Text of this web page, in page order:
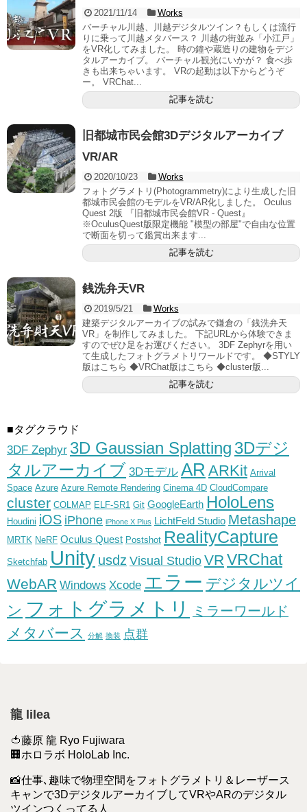
2021/11/14
Works
バーチャル川越、川越デジタルツイン？もしくは流行
りに乗って川越メタバース？ 川越の街並み「小江戸」
をVR化してみました。 時の鐘や蔵造りの建物をデジ
タルアーカイブ。 バーチャル観光にいかが？ 食べ歩
きも出来ちゃいます。 VRの起動は以下からどうぞ
ー。 VRChat...
記事を読む
旧都城市民会館3Dデジタルアーカイブ
VR/AR
2020/10/23
Works
フォトグラメトリ(Photogrammetry)により生成した旧
都城市民会館のモデルをVR/AR化しました。 Oculus
Quest 2版 『旧都城市民会館VR - Quest』
※OculusQuest版限定機能 "模型の部屋"で自由な位置
で断面を切って鑑賞出来ます...
記事を読む
銭洗弁天VR
2019/5/21
Works
建築デジタルアーカイブの試みで鎌倉の「銭洗弁天
VR」を制作してみました。 下記URLから体験できま
すのでぜひ足をお運びください。 3DF Zephyrを用い
て生成したフォトグラメトリワールドです。 ◆STYLY
版はこちら ◆VRChat版はこちら ◆cluster版...
記事を読む
■タグクラウド
3DF Zephyr 3D Gaussian Splatting 3Dデジ
タルアーカイブ 3Dモデル AR ARKit Arrival
Space Azure Azure Remote Rendering Cinema 4D CloudCompare
cluster COLMAP ELF-SR1 Git GoogleEarth HoloLens
Houdini iOS iPhone iPhone X Plus LichtFeld Studio Metashape
MRTK NeRF Oculus Quest Postshot RealityCapture
Sketchfab Unity usdz Visual Studio VR VRChat
WebAR Windows Xcode エラー デジタルツイ
ン フォトグラメトリ ミラーワールド
メタバース 分解 換装 点群
龍 lilea
🍅藤原 龍 Ryo Fujiwara
🏢ホロラボ HoloLab Inc.
📸仕事､趣味で物理空間をフォトグラメトリ＆レーザース
キャンで3DデジタルアーカイブしてVRやARのデジタル
ツインつくってる人